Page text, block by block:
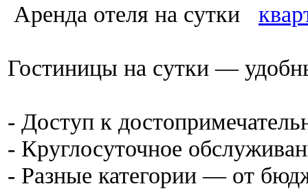
Аренда отеля на сутки
Гостиницы на сутки —
- Доступ к
- Круглосуточное
- Разные категории — от